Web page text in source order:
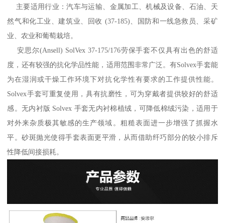
主要适用行业：汽车与运输、金属加工、机械及设备、石油、天
然气和化工业、建筑业、回收 (37-185)、国防和一线急救员、采矿
业、农业和葡萄栽培。
安思尔(Ansell) SolVex 37-175/176劳保手套不仅具有出色的舒适
度，还有较强的抗化学品性能，适用范围非常广泛。有Solvex手套能
为在湿润或干燥工作环境下对抗化学性有要求的工作提供性能。
Solvex手套可重复使用，具有抗磨性，可为穿戴者提供较好的舒适
感。无内衬版 Solvex 手套无内衬棉植绒，可降低棉绒污染，适用于
对外来杂质极其敏感的生产领域。粗糙表面进一步增强了抓握水
平。砂斑抛光使得手套表面更平滑，从而借助纤巧部分的较小排斥
性降低间接损耗。